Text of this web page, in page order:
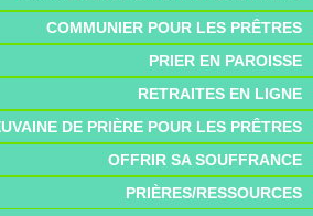
COMMUNIER POUR LES PRÊTRES
PRIER EN PAROISSE
RETRAITES EN LIGNE
DE PRIÈRE POUR LES PRÊTRES
OFFRIR SA SOUFFRANCE
PRIÈRES/RESSOURCES